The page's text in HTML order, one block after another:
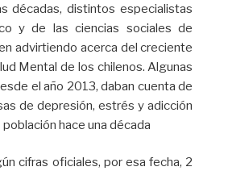
décadas, distintos especialistas
y de las ciencias sociales de
advirtiendo acerca del creciente
Mental de los chilenos. Algunas
el año 2013, daban cuenta de
de depresión, estrés y adicción
hace una década
cifras oficiales, por esa fecha, 2